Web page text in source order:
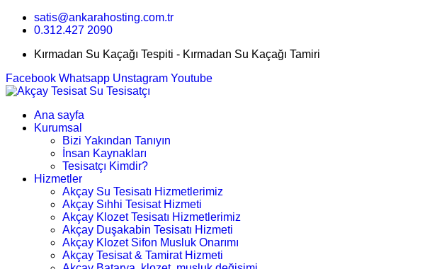
satis@ankarahosting.com.tr
0.312.427 2090
Kırmadan Su Kaçağı Tespiti - Kırmadan Su Kaçağı Tamiri
Facebook Whatsapp Unstagram Youtube
Ana sayfa
Kurumsal
Bizi Yakından Tanıyın
İnsan Kaynakları
Tesisatçı Kimdir?
Hizmetler
Akçay Su Tesisatı Hizmetlerimiz
Akçay Sıhhi Tesisat Hizmeti
Akçay Klozet Tesisatı Hizmetlerimiz
Akçay Duşakabin Tesisatı Hizmeti
Akçay Klozet Sifon Musluk Onarımı
Akçay Tesisat & Tamirat Hizmeti